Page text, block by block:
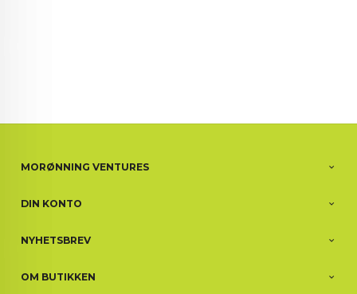
MORØNNING VENTURES
DIN KONTO
NYHETSBREV
OM BUTIKKEN